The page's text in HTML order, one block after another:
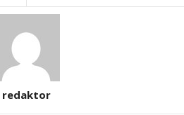
redaktor